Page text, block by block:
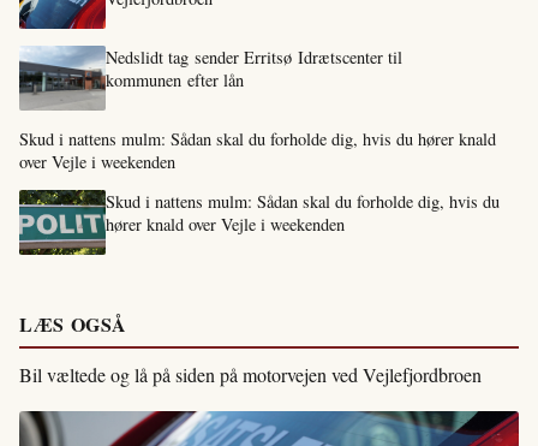
Nedslidt tag sender Erritsø Idrætscenter til
kommunen efter lån
Skud i nattens mulm: Sådan skal du forholde dig, hvis du hører knald
over Vejle i weekenden
Skud i nattens mulm: Sådan skal du forholde dig, hvis du
hører knald over Vejle i weekenden
LÆS OGSÅ
Bil væltede og lå på siden på motorvejen ved Vejlefjordbroen